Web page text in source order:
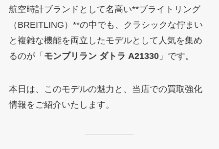
航空時計ブランドとして名高い**ブライトリング
（BREITLING）**の中でも、クラシックな佇まい
と複雑な機能を両立したモデルとして人気を集め
るのが「 モンブリラン ダトラ A21330」です。
本日は、このモデルの魅力と、当店での買取強化
情報をご紹介いたします。